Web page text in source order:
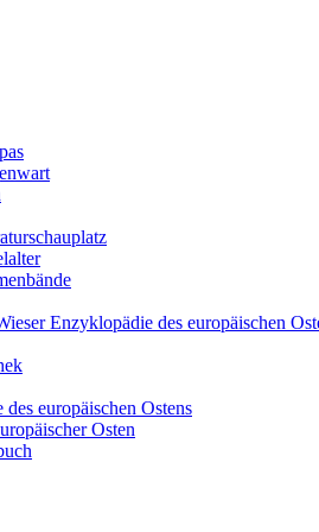
Enzyklopädie des europäischen
europäischen Ostens
Osten